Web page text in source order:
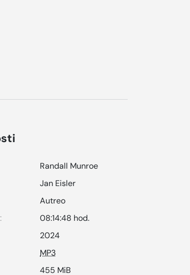
Randall Munroe
Jan Eisler
Autreo
08:14:48 hod.
2024
MP3
455 MiB